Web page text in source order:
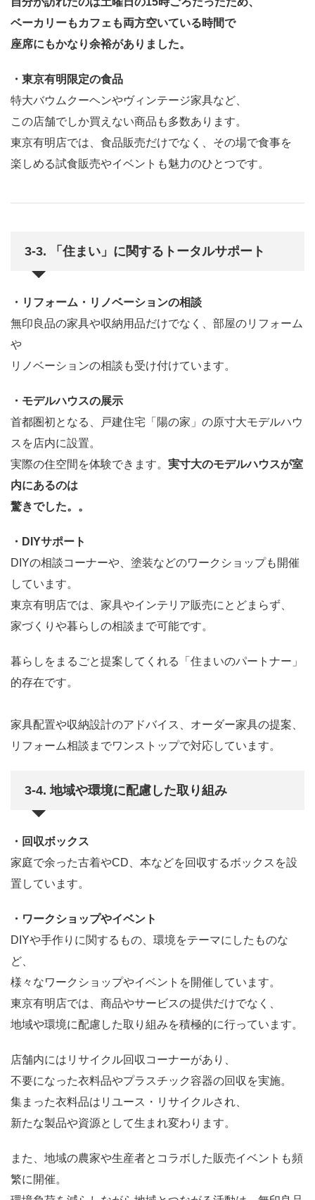
ベーカリーもカフェも両方空いている時間で
座席にもかなり余裕がありました。
・東京有明限定の食品
特大バウムクーヘンやヴィンテージ家具など、
この店舗でしか買えない商品も多数あります。
東京有明店では、食品販売だけでなく、その場で食事を
楽しめる試食販売やイベントも魅力のひとつです。
3-3. 「住まい」に関するトータルサポート
・リフォーム・リノベーションの相談
無印良品の家具や収納用品だけでなく、部屋のリフォーム
や
リノベーションの相談も受け付けています。
・モデルハウスの展示
首都圏初となる、戸建住宅「陽の家」の原寸大モデルハウ
スを店内に設置。
実際の住空間を体験できます。 実寸大のモデルハウスが室
内にあるのは
驚きでした。。
・DIYサポート
DIYの相談コーナーや、塗装などのワークショップも開催
しています。
東京有明店では、家具やインテリア販売にとどまらず、
家づくりや暮らしの相談まで可能です。
暮らしをまるごと提案してくれる「住まいのパートナー」
的存在です。
家具配置や収納設計のアドバイス、オーダー家具の提案、
リフォーム相談までワンストップで対応しています。
3-4. 地域や環境に配慮した取り組み
・回収ボックス
家庭で余った古着やCD、本などを回収するボックスを設
置しています。
・ワークショップやイベント
DIYや手作りに関するもの、環境をテーマにしたものな
ど、
様々なワークショップやイベントを開催しています。
東京有明店では、商品やサービスの提供だけでなく、
地域や環境に配慮した取り組みを積極的に行っています。
店舗内にはリサイクル回収コーナーがあり、
不要になった衣料品やプラスチック容器の回収を実施。
集まった衣料品はリユース・リサイクルされ、
新たな製品や資源として生まれ変わります。
また、地域の農家や生産者とコラボした販売イベントも頻
繁に開催。